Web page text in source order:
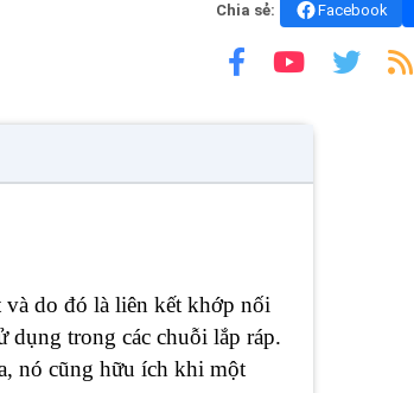
Chia sẻ: Facebook
do đó là liên kết khớp nối
dụng trong các chuỗi lắp ráp.
nó cũng hữu ích khi một